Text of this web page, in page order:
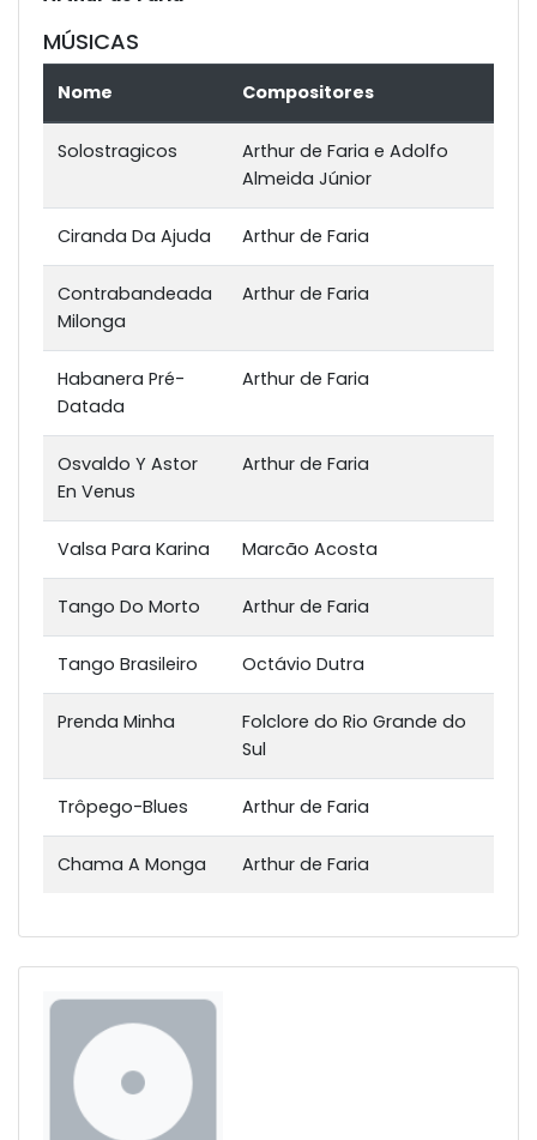
MÚSICAS
Nome Compositores
Solostragicos
Arthur de Faria e Adolfo
Almeida Júnior
Ciranda Da Ajuda Arthur de Faria
Contrabandeada
Milonga
Arthur de Faria
Habanera Pré-
Datada
Arthur de Faria
Osvaldo Y Astor
En Venus
Arthur de Faria
Valsa Para Karina Marcão Acosta
Tango Do Morto Arthur de Faria
Tango Brasileiro Octávio Dutra
Prenda Minha
Folclore do Rio Grande do
Sul
Trôpego-Blues Arthur de Faria
Chama A Monga Arthur de Faria